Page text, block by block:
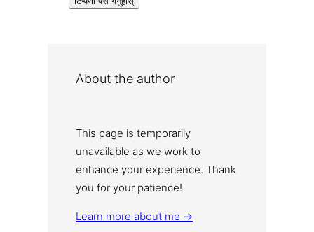
About the author
This page is temporarily
unavailable as we work to
enhance your experience. Thank
you for your patience!
Learn more about me →